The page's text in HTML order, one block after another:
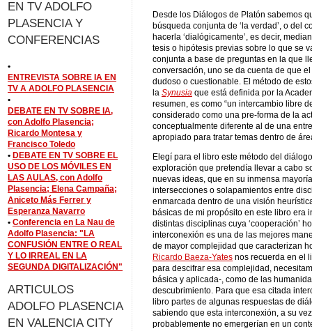
Desde los Diálogos de Platón sabemos
búsqueda conjunta de ‘la verdad’, o del
hacerla ‘dialógicamente’, es decir,
tesis o hipótesis previas sobre lo que se
conjunta a base de preguntas en la que
conversación, uno se da cuenta de que
dudoso o cuestionable. El método de
la Synusia que está definida por la
resumen, es como “un intercambio libre
considerado como una pre-forma de la
conceptualmente diferente al de una
apropiado para tratar temas dentro de
Elegí para el libro este método del
exploración que pretendía llevar a cabo
nuevas ideas, que en su inmensa
intersecciones o solapamientos entre
enmarcada dentro de una visión
básicas de mi propósito en este libro era
distintas disciplinas cuya ‘cooperación’
interconexión es una de las mejores
de mayor complejidad que caracterizan
Ricardo Baeza-Yates nos recuerda en el
para descifrar esa complejidad,
básica y aplicada-, como de las
descubrimiento. Para que esa citada
libro partes de algunas respuestas de
sabiendo que esta interconexión, a su
probablemente no emergerían en un
EN TV ADOLFO
PLASENCIA Y
CONFERENCIAS
•
ENTREVISTA SOBRE IA EN
TV A ADOLFO PLASENCIA
•
DEBATE EN TV SOBRE IA,
con Adolfo Plasencia;
Ricardo Montesa y
Francisco Toledo
• DEBATE EN TV SOBRE EL
USO DE LOS MÓVILES EN
LAS AULAS, con Adolfo
Plasencia; Elena Campaña;
Aniceto Más Ferrer y
Esperanza Navarro
• Conferencia en La Nau de
Adolfo Plasencia: "LA
CONFUSIÓN ENTRE O REAL
Y LO IRREAL EN LA
SEGUNDA DIGITALIZACIÓN"
ARTICULOS
ADOLFO PLASENCIA
EN VALENCIA CITY